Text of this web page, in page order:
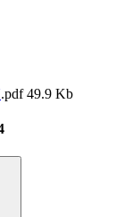
.pdf49.9 Kb